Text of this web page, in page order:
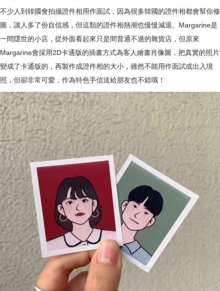
不少人到韓國會拍攝證件相用作面試，因為很多韓國的證件相都會幫你修
圖，讓人多了份自信感，但這類的證件相熱潮也慢慢減退。Margarine是
一間隱世的小店，從外面看起來只是間普通不過的雜貨店，但原來
Margarine會採用2D卡通版的插畫方式為客人繪畫肖像圖，把真實的照片
變成了卡通版的，再製作成證件相的大小，雖然不能用作面試或出入境
照，但卻非常可愛，作為特色手信送給朋友也不錯哦！